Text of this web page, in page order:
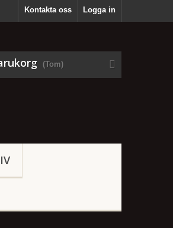
Logga in
Kontakta oss
(Tom)